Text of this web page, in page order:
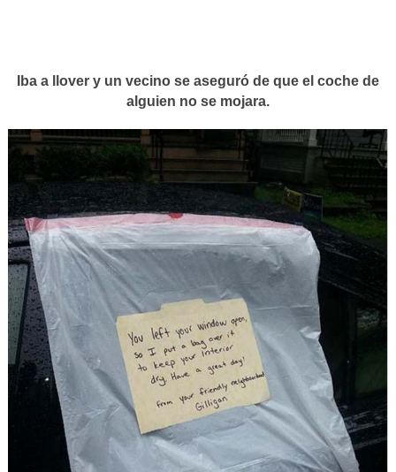
Iba a llover y un vecino se aseguró de que el coche de
alguien no se mojara.